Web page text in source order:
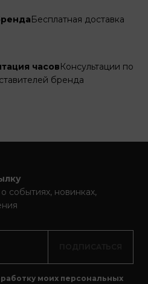
Бесплатная доставка
часов Консультации по
бренда
событиях, новинках,
моих персональных